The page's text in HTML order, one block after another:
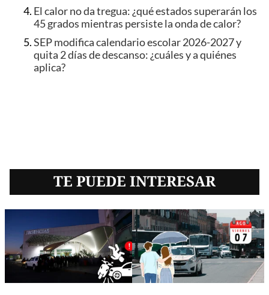
El calor no da tregua: ¿qué estados superarán los
45 grados mientras persiste la onda de calor?
SEP modifica calendario escolar 2026-2027 y
quita 2 días de descanso: ¿cuáles y a quiénes
aplica?
TE PUEDE INTERESAR